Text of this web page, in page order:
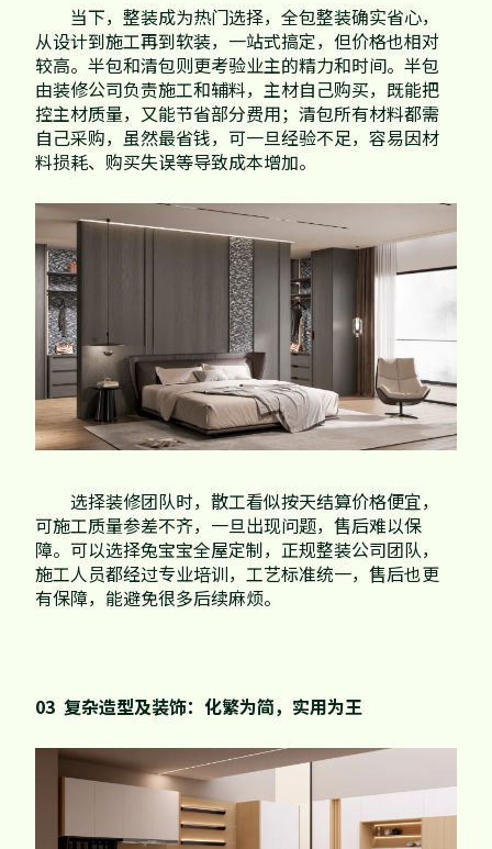
当下，整装成为热门选择，全包整装确实省心，
从设计到施工再到软装，一站式搞定，但价格也相对
较高。半包和清包则更考验业主的精力和时间。半包
由装修公司负责施工和辅料，主材自己购买，既能把
控主材质量，又能节省部分费用；清包所有材料都需
自己采购，虽然最省钱，可一旦经验不足，容易因材
料损耗、购买失误等导致成本增加。
选择装修团队时，散工看似按天结算价格便宜，
可施工质量参差不齐，一旦出现问题，售后难以保
障。可以选择兔宝宝全屋定制，正规整装公司团队，
施工人员都经过专业培训，工艺标准统一，售后也更
有保障，能避免很多后续麻烦。
03 复杂造型及装饰：化繁为简，实用为王